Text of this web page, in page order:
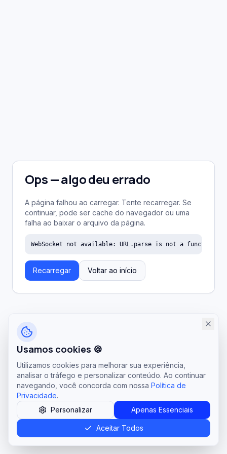
Ops — algo deu errado
A página falhou ao carregar. Tente recarregar. Se
continuar, pode ser cache do navegador ou uma
falha ao baixar o arquivo da página.
WebSocket not available: URL.parse is not a function
Recarregar Voltar ao início
Usamos cookies 🍪
Utilizamos cookies para melhorar sua experiência,
analisar o tráfego e personalizar conteúdo. Ao continuar
navegando, você concorda com nossa Política de
Privacidade.
Personalizar
Apenas Essenciais
Aceitar Todos